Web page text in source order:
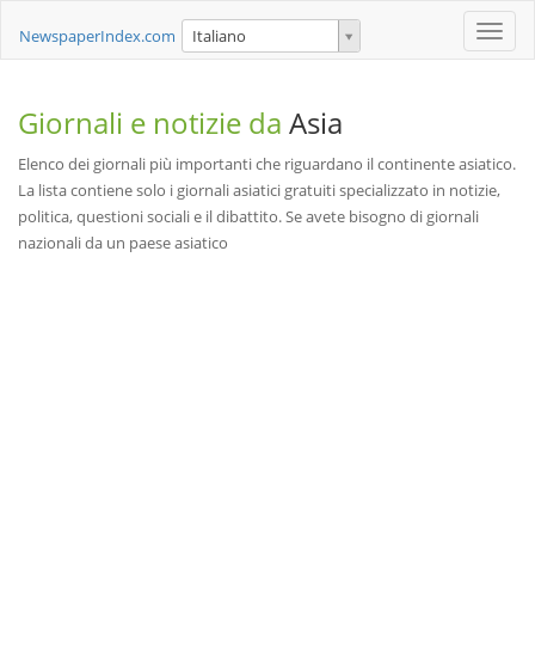
Toggle
NewspaperIndex.com Italiano
Giornali e notizie da Asia
Elenco dei giornali più importanti che riguardano il continente asiatico.
La lista contiene solo i giornali asiatici gratuiti specializzato in notizie,
politica, questioni sociali e il dibattito. Se avete bisogno di giornali
nazionali da un paese asiatico